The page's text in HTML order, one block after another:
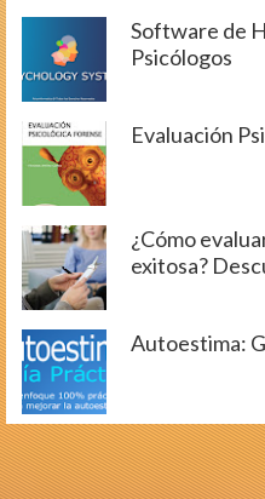
Software de
Psicólogos
Evaluación
¿Cómo
exitosa?
Autoestima: